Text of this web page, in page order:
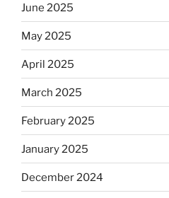
June 2025
May 2025
April 2025
March 2025
February 2025
January 2025
December 2024